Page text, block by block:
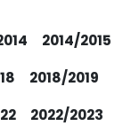
2014/2015
2018/2019
2022/2023